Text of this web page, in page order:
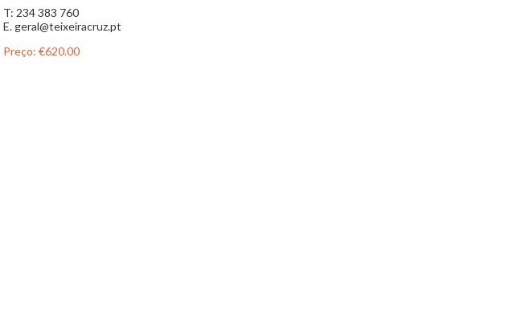
T: 234 383 760
E. geral@teixeiracruz.pt
Preço: €620.00